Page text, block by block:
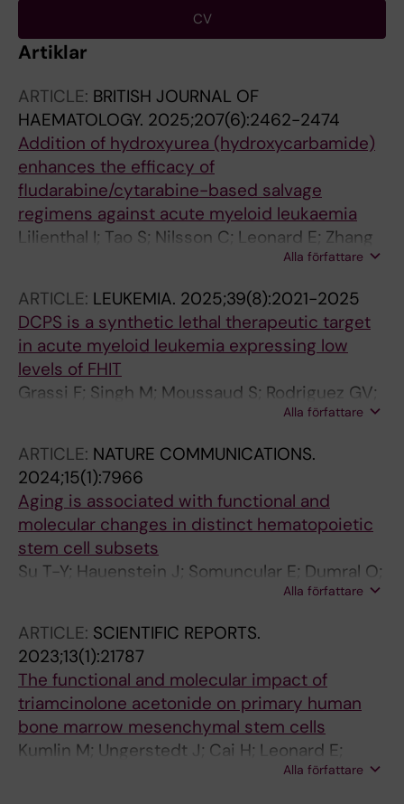
CV
Artiklar
ARTICLE: BRITISH JOURNAL OF
HAEMATOLOGY. 2025;207(6):2462-2474
Addition of hydroxyurea (hydroxycarbamide)
enhances the efficacy of
fludarabine/cytarabine-based salvage
regimens against acute myeloid leukaemia
Lilienthal I; Tao S; Nilsson C; Leonard E; Zhang
R; Sorteberg AL; Fredrikson L; Xagoraris I; Fard
SS; Tsesmetzis N; Zachariadis V; Cai H;
Sandhow L; Langeback A; Bohlin A; Tamm KP;
Bengtzen S; Schinazi RF; Lehmann S; Kim B;
Rassidakis GZ; Qian H; Jadersten M; Herold N
Alla författare
ARTICLE: LEUKEMIA. 2025;39(8):2021-2025
DCPS is a synthetic lethal therapeutic target
in acute myeloid leukemia expressing low
levels of FHIT
Grassi F; Singh M; Moussaud S; Rodriguez GV;
Ali Z; Janssen K; Cheray M; Leonard E;
J; Hoglund A
Alla författare
ARTICLE: NATURE COMMUNICATIONS.
2024;15(1):7966
Aging is associated with functional and
molecular changes in distinct hematopoietic
stem cell subsets
Su T-Y; Hauenstein J; Somuncular E; Dumral O;
Leonard E; Gustafsson C; Tzortzis E; Forlani A;
Alla författare
ARTICLE: SCIENTIFIC REPORTS.
2023;13(1):21787
The functional and molecular impact of
triamcinolone acetonide on primary human
bone marrow mesenchymal stem cells
Kumlin M; Ungerstedt J; Cai H; Leonard E;
Alla författare